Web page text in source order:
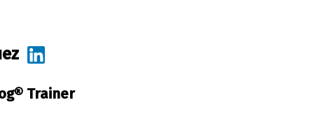
Trainer